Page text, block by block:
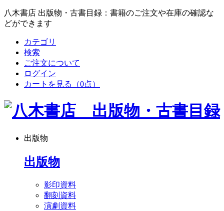
八木書店 出版物・古書目録：書籍のご注文や在庫の確認な
どができます
カテゴリ
検索
ご注文について
ログイン
カートを見る
（0点）
出版物
出版物
影印資料
翻刻資料
演劇資料